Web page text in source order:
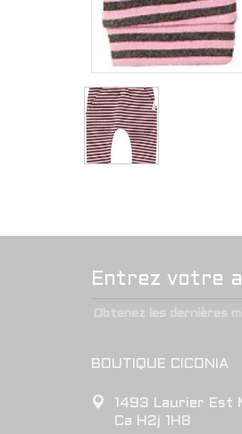
Obtenez les dernières
BOUTIQUE CICONIA
1493 Laurier Est
Ca H2j 1H8